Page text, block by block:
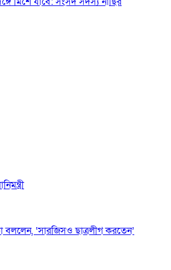
বললেন, ‘সারজিসও ছাত্রলীগ করতেন’